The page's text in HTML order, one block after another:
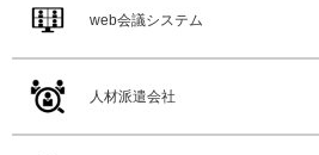
web会議システム
人材派遣会社